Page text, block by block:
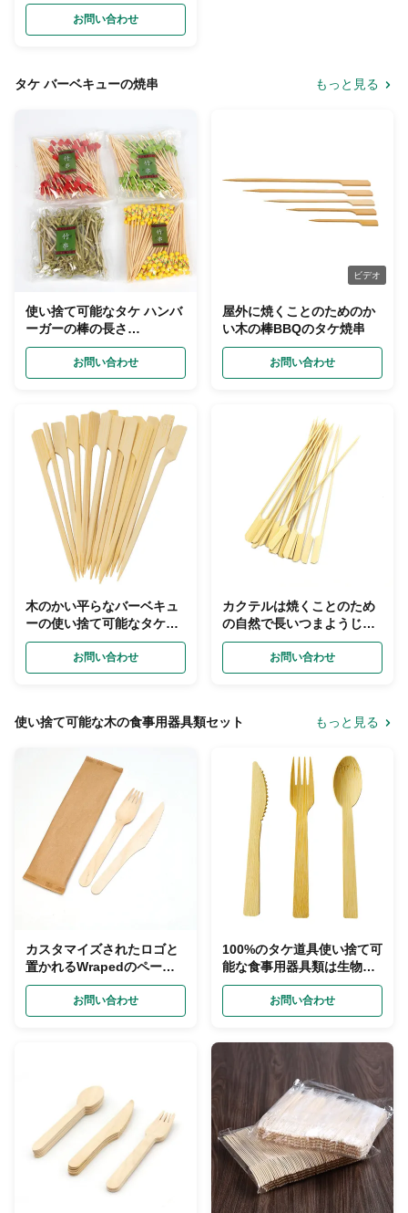
お問い合わせ
タケ バーベキューの焼串 もっと見る
使い捨て可能なタケ ハンバ
ーガーの棒の長さ
9cm/12cm
お問い合わせ
ビデオ
屋外に焼くことのためのか
い木の棒BBQのタケ焼串
お問い合わせ
木のかい平らなバーベキュ
ーの使い捨て可能なタケ焼
串BBQのフルーツKebab
お問い合わせ
カクテルは焼くことのため
の自然で長いつまようじ
Bbqのカバブの焼串を選ぶ
お問い合わせ
使い捨て可能な木の食事用器具類セット もっと見る
カスタマイズされたロゴと
置かれるWrapedのペーパ
ー優れた使い捨て可能な木
の食事用器具類
お問い合わせ
100%のタケ道具使い捨て可
能な食事用器具類は生物分
解性の頑丈置く
お問い合わせ